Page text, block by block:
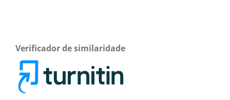
Verificador de similaridade